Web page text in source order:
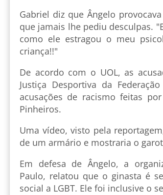
Gabriel diz que Ângelo
que jamais lhe pediu desculpas.
como ele estragou o meu
criança!!"
De acordo com o UOL, as
Justiça Desportiva da
acusações de racismo feitas
Pinheiros.
Uma vídeo, visto pela
de um armário e mostraria o
Em defesa de Ângelo, a
Paulo, relatou que o ginasta é
social a LGBT. Ele foi inclusive o